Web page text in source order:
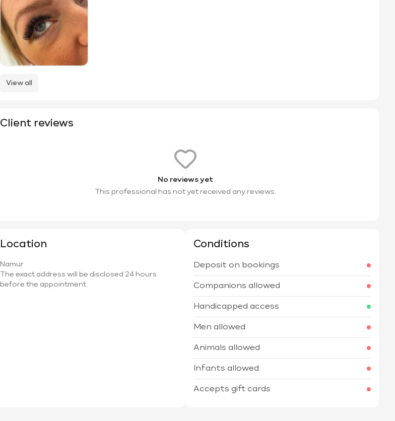
View all
Client reviews
No reviews yet
This professional has not yet received any reviews.
Location
Namur
The exact address will be disclosed 24 hours
before the appointment.
Conditions
Deposit on bookings
Companions allowed
Handicapped access
Men allowed
Animals allowed
Infants allowed
Accepts gift cards